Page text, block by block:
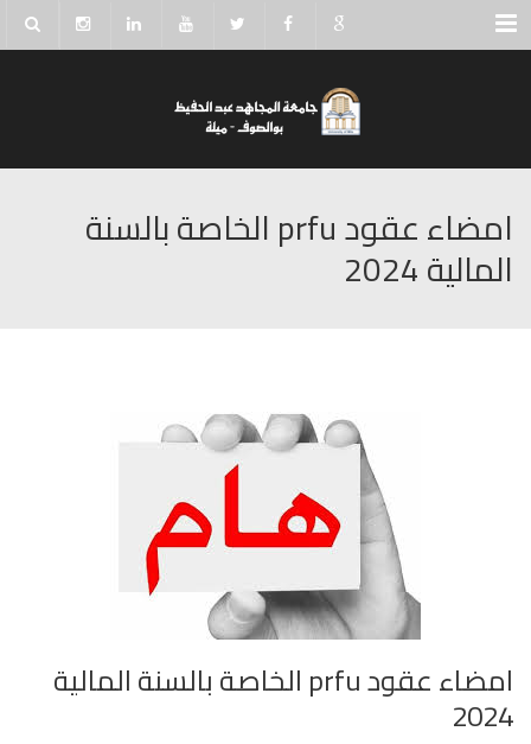
Menu
امضاء عقود prfu الخاصة بالسنة
المالية 2024
امضاء عقود prfu الخاصة بالسنة المالية
2024